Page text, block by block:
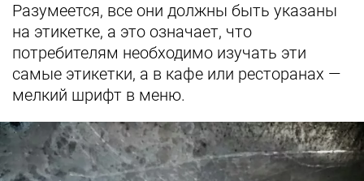
Разумеется, все они должны быть указаны
на этикетке, а это означает, что
потребителям необходимо изучать эти
самые этикетки, а в кафе или ресторанах —
мелкий шрифт в меню.